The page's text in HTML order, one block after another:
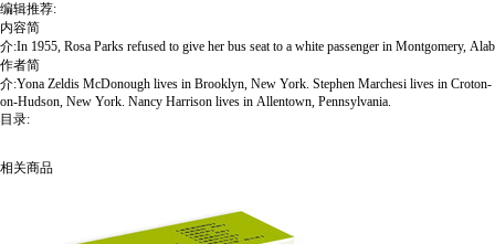
编辑推荐:
内容简
介:In 1955, Rosa Parks refused to give her bus seat to a white passenger in Montgomery,
作者简
介:Yona Zeldis McDonough lives in Brooklyn, New York. Stephen Marchesi lives in Croton-
on-Hudson, New York. Nancy Harrison lives in Allentown, Pennsylvania.
目录:
相关商品